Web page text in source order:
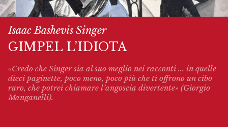
Isaac Bashevis Singer
GIMPEL L’IDIOTA
«Credo che Singer sia al suo meglio nei racconti ... in quelle
dieci paginette, poco meno, poco più che ti offrono un cibo
raro, che potrei chiamare l’angoscia divertente» (Giorgio
Manganelli).